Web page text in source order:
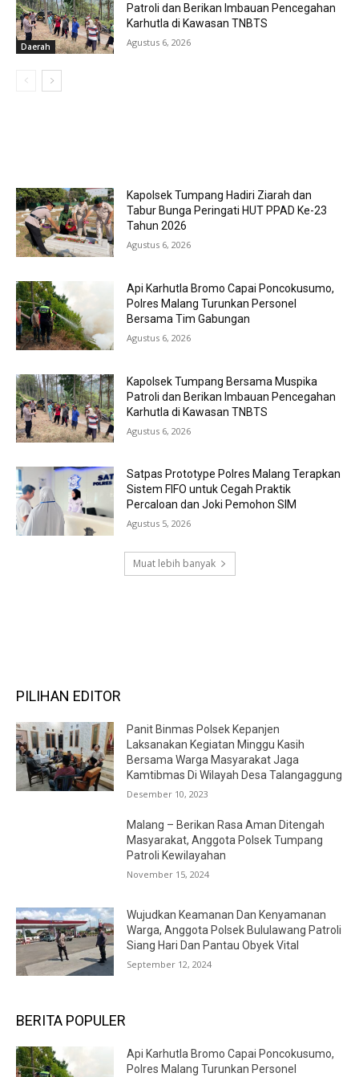
Daerah
Patroli dan Berikan Imbauan Pencegahan
Karhutla di Kawasan TNBTS
Agustus 6, 2026
Kapolsek Tumpang Hadiri Ziarah dan
Tabur Bunga Peringati HUT PPAD Ke-23
Tahun 2026
Agustus 6, 2026
Api Karhutla Bromo Capai Poncokusumo,
Polres Malang Turunkan Personel
Bersama Tim Gabungan
Agustus 6, 2026
Kapolsek Tumpang Bersama Muspika
Patroli dan Berikan Imbauan Pencegahan
Karhutla di Kawasan TNBTS
Agustus 6, 2026
Satpas Prototype Polres Malang Terapkan
Sistem FIFO untuk Cegah Praktik
Percaloan dan Joki Pemohon SIM
Agustus 5, 2026
Muat lebih banyak
PILIHAN EDITOR
Panit Binmas Polsek Kepanjen
Laksanakan Kegiatan Minggu Kasih
Bersama Warga Masyarakat Jaga
Kamtibmas Di Wilayah Desa Talangaggung
Desember 10, 2023
Malang – Berikan Rasa Aman Ditengah
Masyarakat, Anggota Polsek Tumpang
Patroli Kewilayahan
November 15, 2024
Wujudkan Keamanan Dan Kenyamanan
Warga, Anggota Polsek Bululawang Patroli
Siang Hari Dan Pantau Obyek Vital
September 12, 2024
BERITA POPULER
Api Karhutla Bromo Capai Poncokusumo,
Polres Malang Turunkan Personel